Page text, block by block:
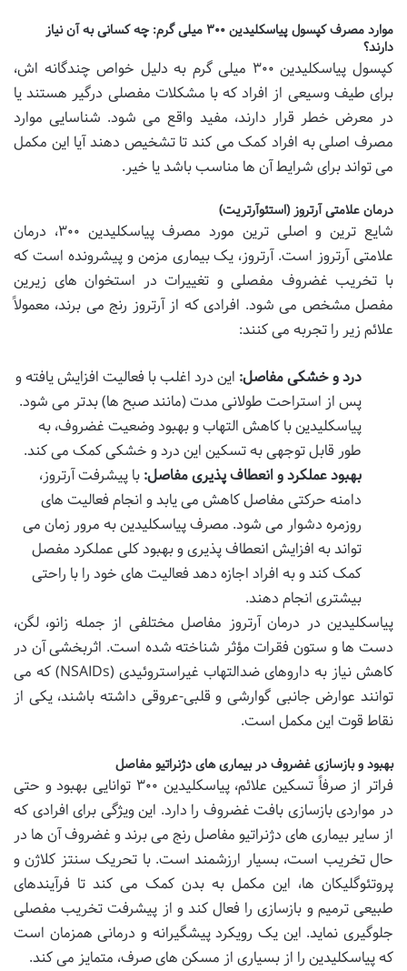
موارد مصرف کپسول پیاسکلیدین ۳۰۰ میلی گرم: چه کسانی به آن نیاز
دارند؟
کپسول پیاسکلیدین ۳۰۰ میلی گرم به دلیل خواص چندگانه اش،
برای طیف وسیعی از افراد که با مشکلات مفصلی درگیر هستند یا
در معرض خطر قرار دارند، مفید واقع می شود. شناسایی موارد
مصرف اصلی به افراد کمک می کند تا تشخیص دهند آیا این مکمل
می تواند برای شرایط آن ها مناسب باشد یا خیر.
درمان علامتی آرتروز (استئوآرتریت)
شایع ترین و اصلی ترین مورد مصرف پیاسکلیدین ۳۰۰، درمان
علامتی آرتروز است. آرتروز، یک بیماری مزمن و پیشرونده است که
با تخریب غضروف مفصلی و تغییرات در استخوان های زیرین
مفصل مشخص می شود. افرادی که از آرتروز رنج می برند، معمولاً
علائم زیر را تجربه می کنند:
درد و خشکی مفاصل: این درد اغلب با فعالیت افزایش یافته و
پس از استراحت طولانی مدت (مانند صبح ها) بدتر می شود.
پیاسکلیدین با کاهش التهاب و بهبود وضعیت غضروف، به
طور قابل توجهی به تسکین این درد و خشکی کمک می کند.
بهبود عملکرد و انعطاف پذیری مفاصل: با پیشرفت آرتروز،
دامنه حرکتی مفاصل کاهش می یابد و انجام فعالیت های
روزمره دشوار می شود. مصرف پیاسکلیدین به مرور زمان می
تواند به افزایش انعطاف پذیری و بهبود کلی عملکرد مفصل
کمک کند و به افراد اجازه دهد فعالیت های خود را با راحتی
بیشتری انجام دهند.
پیاسکلیدین در درمان آرتروز مفاصل مختلفی از جمله زانو، لگن،
دست ها و ستون فقرات مؤثر شناخته شده است. اثربخشی آن در
کاهش نیاز به داروهای ضدالتهاب غیراستروئیدی (NSAIDs) که می
توانند عوارض جانبی گوارشی و قلبی-عروقی داشته باشند، یکی از
نقاط قوت این مکمل است.
بهبود و بازسازی غضروف در بیماری های دژنراتیو مفاصل
فراتر از صرفاً تسکین علائم، پیاسکلیدین ۳۰۰ توانایی بهبود و حتی
در مواردی بازسازی بافت غضروف را دارد. این ویژگی برای افرادی که
از سایر بیماری های دژنراتیو مفاصل رنج می برند و غضروف آن ها در
حال تخریب است، بسیار ارزشمند است. با تحریک سنتز کلاژن و
پروتئوگلیکان ها، این مکمل به بدن کمک می کند تا فرآیندهای
طبیعی ترمیم و بازسازی را فعال کند و از پیشرفت تخریب مفصلی
جلوگیری نماید. این یک رویکرد پیشگیرانه و درمانی همزمان است
که پیاسکلیدین را از بسیاری از مسکن های صرف، متمایز می کند.